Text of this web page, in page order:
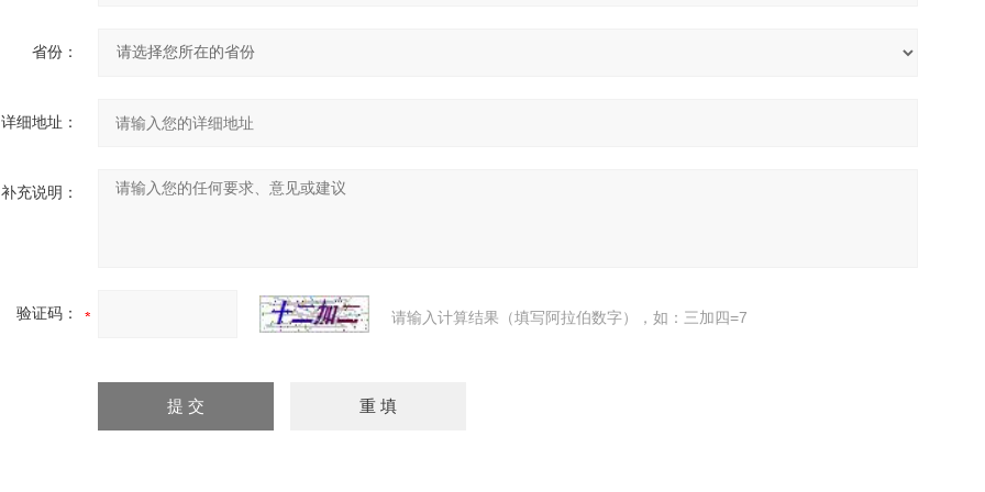
省份：
详细地址：
补充说明：
验证码： 请输入计算结果（填写阿拉伯数字），如：三加四=7